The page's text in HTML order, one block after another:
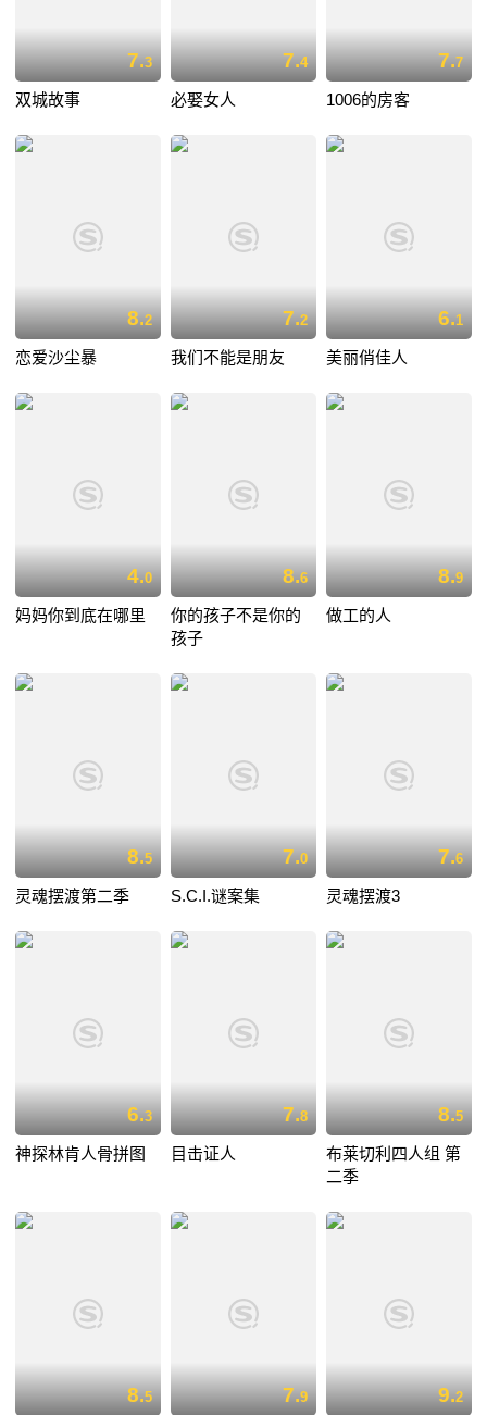
7.3
双城故事
7.4
必娶女人
7.7
1006的房客
8.2
恋爱沙尘暴
7.2
我们不能是朋友
6.1
美丽俏佳人
4.0
妈妈你到底在哪里
8.6
你的孩子不是你的
孩子
8.9
做工的人
8.5
灵魂摆渡第二季
7.0
S.C.I.谜案集
7.6
灵魂摆渡3
6.3
神探林肯人骨拼图
7.8
目击证人
8.5
布莱切利四人组 第
二季
8.5 7.9 9.2